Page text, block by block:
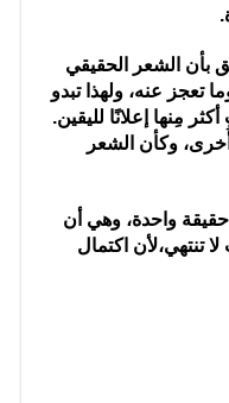
بأن الشعر الحقيقي
تعجز عنه، ولهذا تبدو
مِنها إعلانًا لليقين.
وكأن الشعر
واحدة، وهي أن
تنتهي،لأن اكتمال